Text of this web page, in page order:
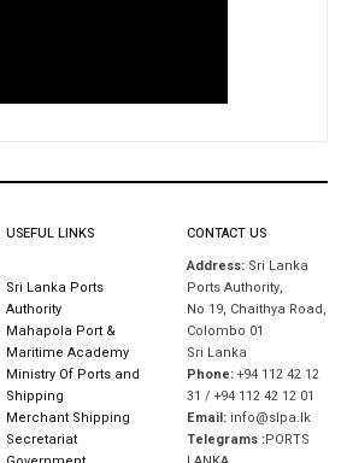
USEFUL LINKS
Sri Lanka Ports
Authority
Mahapola Port &
Maritime Academy
Ministry Of Ports and
Shipping
Merchant Shipping
Secretariat
CONTACT US
Address: Sri Lanka
Ports Authority,
No 19, Chaithya Road,
Colombo 01
Sri Lanka
Phone:+94 112 42 12
31 / +94 112 42 12 01
Email: info@slpa.lk
Telegrams :PORTS